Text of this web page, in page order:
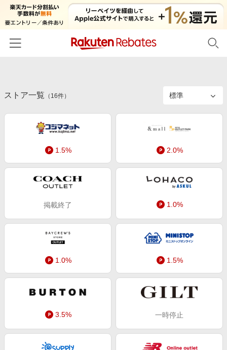
カテゴリー一覧
百貨店・総合ECモール
ファッション・インナー・小物
食品・スイーツ・お酒
日用品・キッチン用品
コスメ・健康・医薬品
キッズ・ベビー用品
インテリア・寝具
生活・お役立ち
金融・マネー・保険
初回購入者限定特典
新着ストアのご紹介
電子書籍特集
楽天ペイ導入ストア
楽天サービス特集
わくわく夏特集
とことん買い物チャレンジ
友達紹介
楽天IDでログイン/会員登録
ストア一覧 （ 16件）
1.5% 2.0%
掲載終了 1.0%
1.0% 1.5%
3.5% 一時停止